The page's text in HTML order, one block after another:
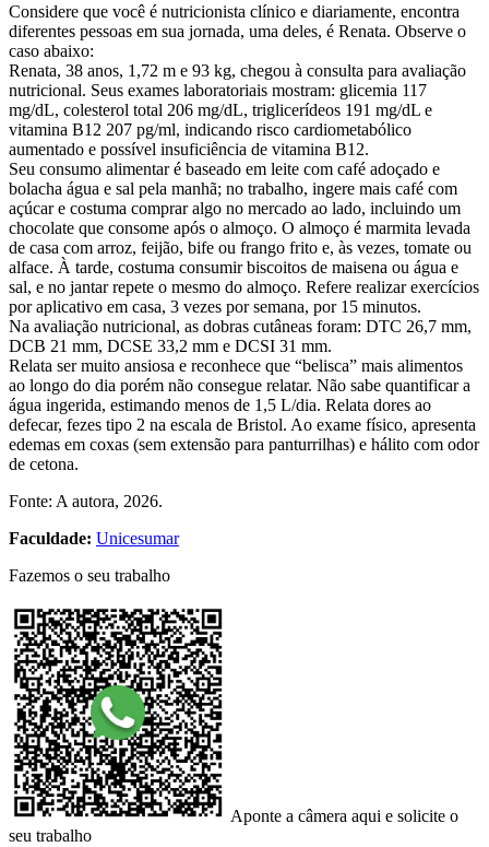
Considere que você é nutricionista clínico e diariamente, encontra
diferentes pessoas em sua jornada, uma deles, é Renata. Observe o
caso abaixo:
Renata, 38 anos, 1,72 m e 93 kg, chegou à consulta para avaliação
nutricional. Seus exames laboratoriais mostram: glicemia 117
mg/dL, colesterol total 206 mg/dL, triglicerídeos 191 mg/dL e
vitamina B12 207 pg/ml, indicando risco cardiometabólico
aumentado e possível insuficiência de vitamina B12.
Seu consumo alimentar é baseado em leite com café adoçado e
bolacha água e sal pela manhã; no trabalho, ingere mais café com
açúcar e costuma comprar algo no mercado ao lado, incluindo um
chocolate que consome após o almoço. O almoço é marmita levada
de casa com arroz, feijão, bife ou frango frito e, às vezes, tomate ou
alface. À tarde, costuma consumir biscoitos de maisena ou água e
sal, e no jantar repete o mesmo do almoço. Refere realizar exercícios
por aplicativo em casa, 3 vezes por semana, por 15 minutos.
Na avaliação nutricional, as dobras cutâneas foram: DTC 26,7 mm,
DCB 21 mm, DCSE 33,2 mm e DCSI 31 mm.
Relata ser muito ansiosa e reconhece que “belisca” mais alimentos
ao longo do dia porém não consegue relatar. Não sabe quantificar a
água ingerida, estimando menos de 1,5 L/dia. Relata dores ao
defecar, fezes tipo 2 na escala de Bristol. Ao exame físico, apresenta
edemas em coxas (sem extensão para panturrilhas) e hálito com odor
de cetona.
Fonte: A autora, 2026.
Faculdade: Unicesumar
Fazemos o seu trabalho
Aponte a câmera aqui e solicite o
seu trabalho